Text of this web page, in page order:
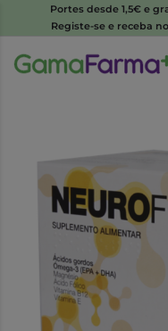
Portes desde 1,5€ e
Registe-se e receba